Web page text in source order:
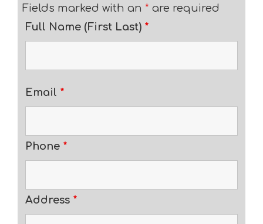
Fields marked with an * are required
Full Name (First Last) *
Email *
Phone *
Address *